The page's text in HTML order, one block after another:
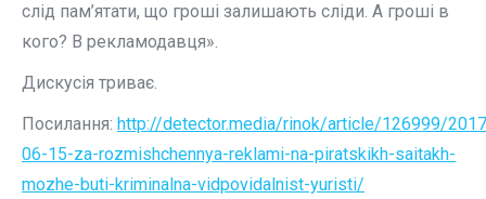
слід пам’ятати, що гроші залишають сліди. А гроші в
кого? В рекламодавця».
Дискусія триває.
Посилання: http://detector.media/rinok/article/126999/
06-15-za-rozmishchennya-reklami-na-piratskikh-saitakh-
mozhe-buti-kriminalna-vidpovidalnist-yuristi/